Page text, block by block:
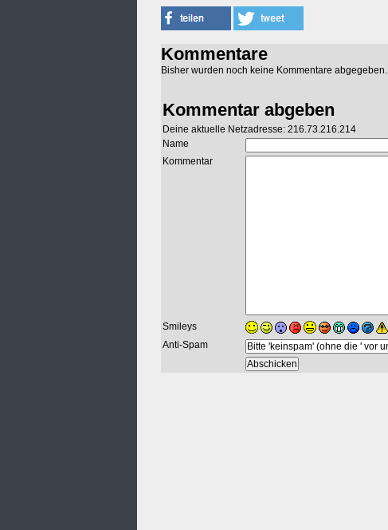
Kommentare
Bisher wurden noch keine Kommentare abgegeben.
Kommentar abgeben
Deine aktuelle Netzadresse: 216.73.216.214
Name
Kommentar
Smileys
Anti-Spam